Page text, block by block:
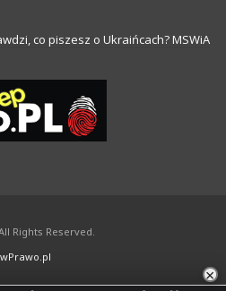
co piszesz o Ukraińcach? MSWiA
Rights Reserved.
wPrawo.pl
×